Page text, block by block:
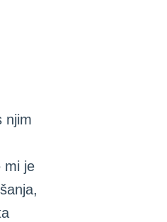
njim
mi je